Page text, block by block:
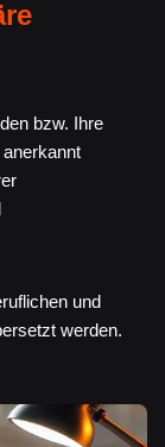
bzw. Ihre
und
werden.